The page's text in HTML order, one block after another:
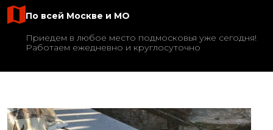
По всей Москве и МО
Приедем в любое место подмосковья уже сегодня!
Работаем ежедневно и круглосуточно